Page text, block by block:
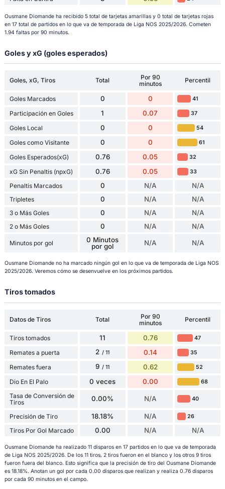
Ousmane Diomande ha recibido 5 total de tarjetas amarillas y 0 total de tarjetas rojas
en 17 total de partidos en lo que va de temporada de Liga NOS 2025/2026. Cometen
1.94 faltas por 90 minutos.
Goles y xG (goles esperados)
Goles, xG, Tiros Total
Por 90
minutos
Percentil
Goles Marcados 0 0 41
Participación en Goles 1 0.07 37
Goles Local 0 0 54
Goles como Visitante 0 0 61
Goles Esperados(xG) 0.76 0.05 32
xG Sin Penaltis (npxG) 0.76 0.05 33
Penaltis Marcados 0 N/A N/A
Tripletes 0 N/A N/A
3 o Más Goles 0 N/A N/A
2 o Más Goles 0 N/A N/A
Minutos por gol
0 Minutos
por gol
N/A N/A
Ousmane Diomande no ha marcado ningún gol en lo que va de temporada de Liga NOS
2025/2026. Veremos cómo se desenvuelve en los próximos partidos.
Tiros tomados
Datos de Tiros Total
Por 90
minutos
Percentil
Tiros tomados 11 0.76 47
Remates a puerta 2 / 11 0.14 35
Remates fuera 9 / 11 0.62 52
Dio En El Palo 0 veces 0.00 68
Tasa de Conversión de
Tiros
0.00% N/A 40
Precisión de Tiro 18.18% N/A 26
Tiros Por Gol Marcado 0.00 N/A N/A
Ousmane Diomande ha realizado 11 disparos en 17 partidos en lo que va de temporada
de Liga NOS 2025/2026. De los 11 tiros, 2 tiros fueron en el blanco y los otros 9 tiros
fueron fuera del blanco. Esto significa que la precisión de tiro del Ousmane Diomande
es 18.18%. Anotan un gol por cada 0.00 disparos que realizan y realiza 0.76 disparos
por cada 90 minutos en el campo.